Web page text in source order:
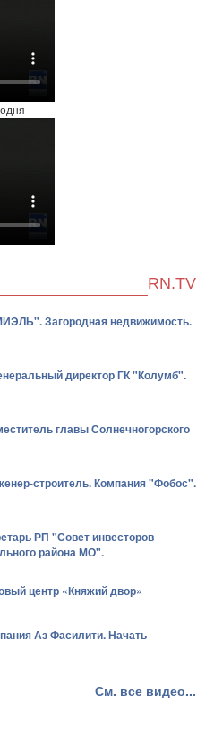
RN.TV
Загородная недвижимость.
директор ГК "Колумб".
главы Солнечногорского
строитель. Компания "Фобос".
РП "Совет инвесторов
района МО".
центр «Княжий двор»
Аз Фасилити. Начать
См. все видео...